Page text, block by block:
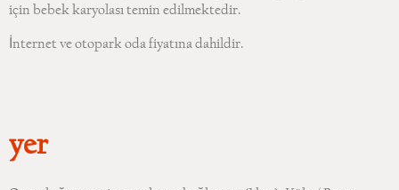
için bebek karyolası temin edilmektedir.
İnternet ve otopark oda fiyatına dahildir.
yer